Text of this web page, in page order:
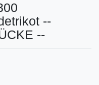
--
--